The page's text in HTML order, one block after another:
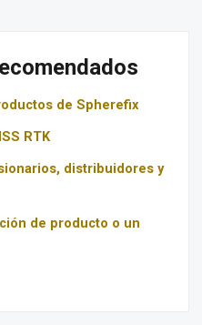
de Spherefix
RTK
distribuidores y
de producto o un